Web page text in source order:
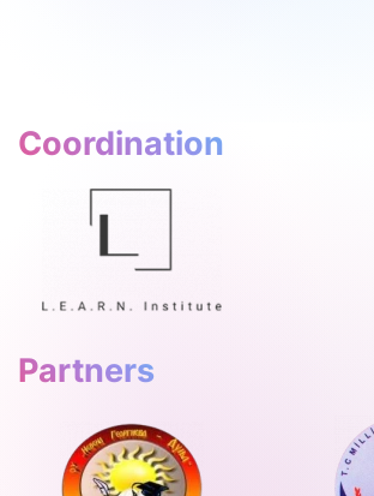
Coordination
Partners